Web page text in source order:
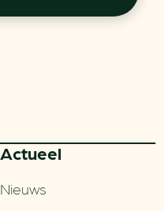
Actueel
Nieuws